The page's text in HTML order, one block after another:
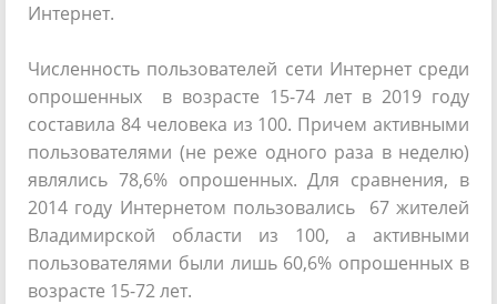
Интернет.
Численность пользователей сети Интернет среди
опрошенных в возрасте 15-74 лет в 2019 году
составила 84 человека из 100. Причем активными
пользователями (не реже одного раза в неделю)
являлись 78,6% опрошенных. Для сравнения, в
2014 году Интернетом пользовались 67 жителей
Владимирской области из 100, а активными
пользователями были лишь 60,6% опрошенных в
возрасте 15-72 лет.